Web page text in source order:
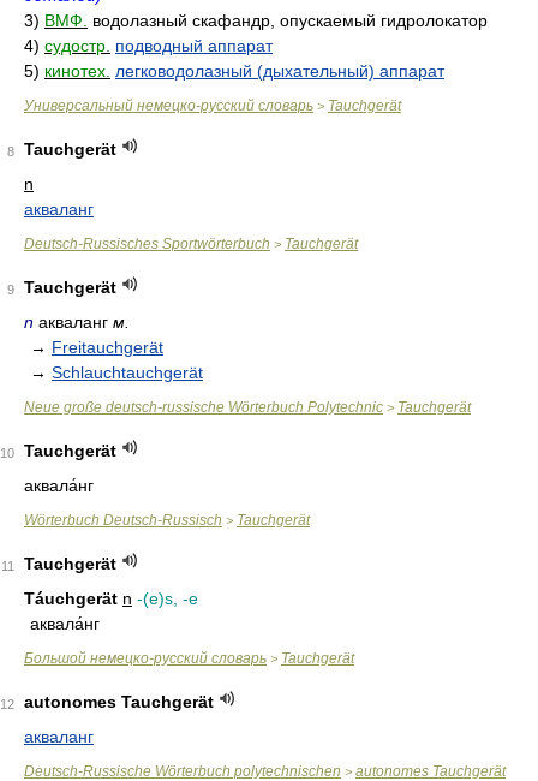
3) ВМФ.
водолазный скафандр, опускаемый гидролокатор
4) судостр. подводный аппарат
5) кинотех. легководолазный (дыхательный) аппарат
Универсальный немецко-русский словарь > Tauchgerät
8
Tauchgerät
n
акваланг
Deutsch-Russisches Sportwörterbuch > Tauchgerät
9
Tauchgerät
n акваланг м.
→ Freitauchgerät
→ Schlauchtauchgerät
Neue große deutsch-russische Wörterbuch Polytechnic > Tauchgerät
10
Tauchgerät
аквала́нг
Wörterbuch Deutsch-Russisch > Tauchgerät
11
Tauchgerät
Táuchgerät n -(e)s, -e
аквала́нг
Большой немецко-русский словарь > Tauchgerät
12
autonomes Tauchgerät
акваланг
Deutsch-Russische Wörterbuch polytechnischen > autonomes Tauchgerät